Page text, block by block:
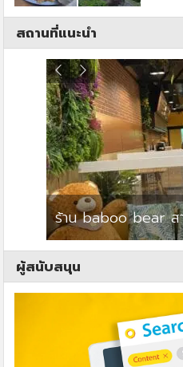
สถานที่แนะนำ
ร้าน baboo bear ส
ผู้สนับสนุน